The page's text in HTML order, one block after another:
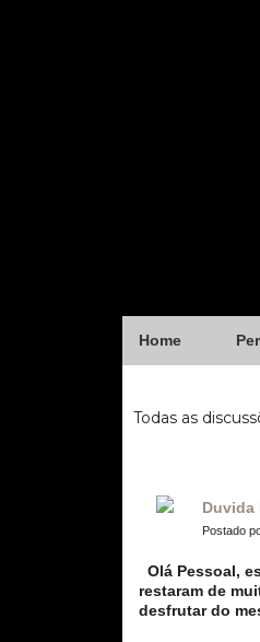
Home
Todas as
Duvida
Postado
Olá Pessoal,
restaram de
desfrutar do